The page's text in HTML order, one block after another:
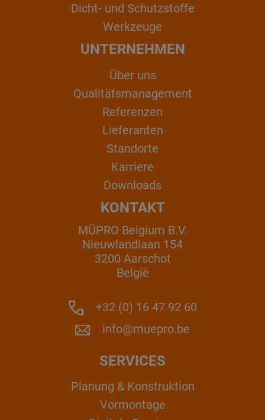
Dicht- und Schutzstoffe
Werkzeuge
UNTERNEHMEN
Über uns
Qualitätsmanagement
Referenzen
Lieferanten
Standorte
Karriere
Downloads
KONTAKT
MÜPRO Belgium B.V.
Nieuwlandlaan 154
3200 Aarschot
België
+32 (0) 16 47 92 60
info@muepro.be
SERVICES
Planung & Konstruktion
Vormontage